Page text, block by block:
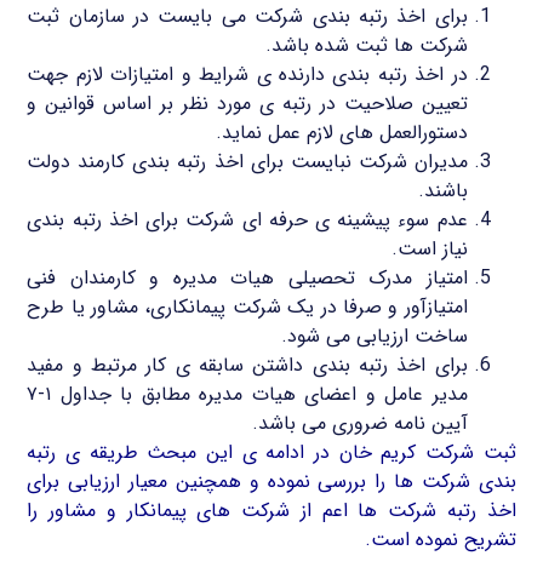
برای اخذ رتبه بندی شرکت می بایست در سازمان ثبت
شرکت ها ثبت شده باشد.
در اخذ رتبه بندی دارنده ی شرایط و امتیازات لازم جهت
تعیین صلاحیت در رتبه ی مورد نظر بر اساس قوانین و
دستورالعمل های لازم عمل نماید.
مدیران شرکت نبایست برای اخذ رتبه بندی کارمند دولت
باشند.
عدم سوء پیشینه ی حرفه ای شرکت برای اخذ رتبه بندی
نیاز است.
امتیاز مدرک تحصیلی هیات مدیره و کارمندان فنی
امتیازآور و صرفا در یک شرکت پیمانکاری، مشاور یا طرح
ساخت ارزیابی می شود.
برای اخذ رتبه بندی داشتن سابقه ی کار مرتبط و مفید
مدیر عامل و اعضای هیات مدیره مطابق با جداول ۱-۷
آیین نامه ضروری می باشد.
ثبت شرکت کریم خان در ادامه ی این مبحث طریقه ی رتبه
بندی شرکت ها را بررسی نموده و همچنین معیار ارزیابی برای
اخذ رتبه شرکت ها اعم از شرکت های پیمانکار و مشاور را
تشریح نموده است.